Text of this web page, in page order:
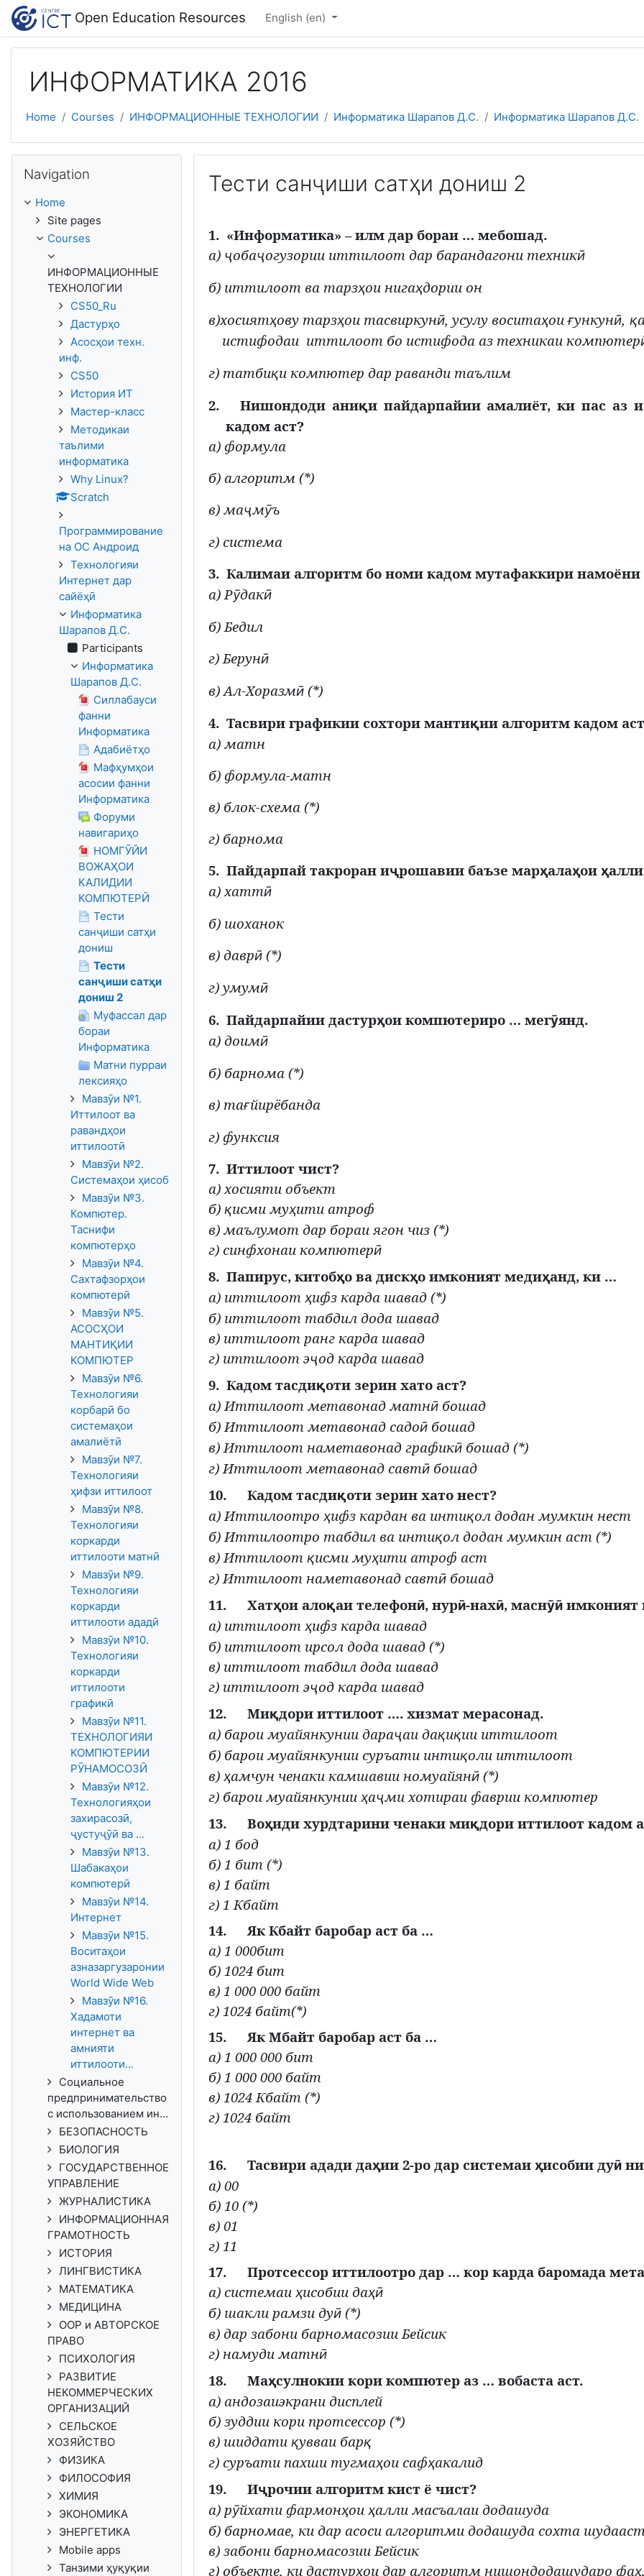
Skip to main content
Open Education Resources English ‎(en)‎
ИНФОРМАТИКА 2016
Home Courses ИНФОРМАЦИОННЫЕ ТЕХНОЛОГИИ Информатика Шарапов Д.С. Информатика Шарапов Д.С.
Тести санҷиши сатҳи дониш 2
1. «Информатика» – илм дар бораи … мебошад.
а) ҷобаҷогузории иттилоот дар барандагони техникӣ
б) иттилоот ва тарзҳои нигаҳдории он
в)хосиятҳову тарзҳои тасвиркунӣ, усулу воситаҳоиғункунӣ, қ
истифодаи иттилоот бо истифода аз техникаи компютер
г) татбиқи компютер дар раванди таълим
2.
Нишондоди аниқи пайдарпайии амалиёт, ки пас аз и
кадом аст?
а) формула
б) алгоритм (*)
в) маҷмӯъ
г) система
3. Калимаи алгоритм бо номи кадом мутафаккири
а) Рӯдакӣ
б) Бедил
г) Берунӣ
в) Ал-Хоразмӣ(*)
4. Тасвири графикии сохтори мантиқии алгоритм кадом
а) матн
б) формула-матн
в) блок-схема (*)
г) барнома
5. Пайдарпай такроран иҷрошавии баъзе марҳалаҳои ҳ
а) хаттӣ
б) шоханок
в) даврӣ(*)
г) умумӣ
6. Пайдарпайии дастурҳои компютериро … мегӯянд.
а) доимӣ
б) барнома (*)
в) тағйирёбанда
г) функсия
7. Иттилоот чист?
а) хосияти объект
б) қисми муҳити атроф
в) маълумот дар бораи ягон чиз (*)
г) синфхонаи компютерӣ
8. Папирус, китобҳо ва дискҳо имконият медиҳанд, ки …
а) иттилоот ҳифз карда шавад (*)
б) иттилоот табдил дода шавад
в) иттилоот ранг карда шавад
г) иттилоот эҷод карда шавад
9. Кадом тасдиқоти зерин хато аст?
а) Иттилоот метавонад матнӣбошад
б) Иттилоот метавонад садоӣбошад
в) Иттилоот наметавонад графикӣбошад (*)
г) Иттилоот метавонад савтӣбошад
10.
Кадом тасдиқоти зерин хато нест?
а) Иттилоотро ҳифз кардан ва интиқол додан мумкин нест
б) Иттилоотро табдил ва интиқол додан мумкин аст (*)
в) Иттилоот қисми муҳити атроф аст
г) Иттилоот наметавонад савтӣбошад
11.
Хатҳои алоқаи телефонӣ, нурӣ-нахӣ, маснӯӣимконият
а) иттилоот ҳифз карда шавад
б) иттилоот ирсол дода шавад (*)
в) иттилоот табдил дода шавад
г) иттилоот эҷод карда шавад
12.
Миқдори иттилоот …. хизмат мерасонад.
а) барои муайянкунии дараҷаи дақиқии иттилоот
б) барои муайянкунии суръати интиқоли иттилоот
в) ҳамчун ченаки камшавии номуайянӣ(*)
г) барои муайянкунии ҳаҷми хотираи фаврии компютер
13.
Воҳиди хурдтарини ченаки миқдори иттилоот кадом
а) 1 бод
б) 1 бит (*)
в) 1 байт
г) 1 Кбайт
14.
Як Кбайт баробар аст ба …
а) 1 000бит
б) 1024 бит
в) 1 000 000 байт
г) 1024 байт(*)
15.
Як Мбайт баробар аст ба …
а) 1 000 000 бит
б) 1 000 000 байт
в) 1024 Кбайт (*)
г) 1024 байт
16. Тасвири адади даҳии 2-ро дар системаи ҳисобии дуӣ
а) 00
б) 10 (*)
в) 01
г) 11
17.
Протсессор иттилоотро дар … кор карда баромада
а) системаи ҳисобии даҳӣ
б) шакли рамзи дуӣ(*)
в) дар забони барномасозии Бейсик
г) намуди матнӣ
18. Маҳсулнокии кори компютер аз … вобаста аст.
а) андозаиэкрани дисплей
б) зуддии кори протсессор (*)
в) шиддати қувваи барқ
г) суръати пахши тугмаҳои сафҳакалид
19.
Иҷрочии алгоритм кист ё чист?
а) рӯйхати фармонҳои ҳалли масъалаи додашуда
б) барномае, ки дар асоси алгоритми додашуда сохта
в) забони барномасозии Бейсик
г) объекте, ки дастурҳои дар алгоритм нишондодашударо фаҳ
Navigation
Home
Site pages
Courses
ИНФОРМАЦИОННЫЕ
ТЕХНОЛОГИИ
CS50_Ru
Дастурҳо
Асосҳои техн.
инф.
CS50
История ИТ
Мастер-класс
Методикаи
таълими
информатика
Why Linux?
Scratch
Программирование
на ОС Андроид
Технологияи
Интернет дар
сайёҳӣ
Информатика
Шарапов Д.С.
Participants
Информатика
Шарапов Д.С.
Силлабауси
фанни
Информатика
Адабиётҳо
Мафҳумҳои
асосии фанни
Информатика
Форуми
навигариҳо
НОМГӮЙИ
ВОЖАҲОИ
КАЛИДИИ
КОМПЮТЕРӢ
Тести
санҷиши сатҳи
дониш
Тести
санҷиши сатҳи
дониш 2
Муфассал дар
бораи
Информатика
Матни пурраи
лексияҳо
Мавзӯи №1.
Иттилоот ва
равандҳои
иттилоотӣ
Мавзӯи №2.
Системаҳои ҳисоб
Мавзӯи №3.
Компютер.
Таснифи
компютерҳо
Мавзӯи №4.
Сахтафзорҳои
компютерӣ
Мавзӯи №5.
АСОСҲОИ
МАНТИҚИИ
КОМПЮТЕР
Мавзӯи №6.
Технологияи
корбарӣ бо
системаҳои
амалиётӣ
Мавзӯи №7.
Технологияи
ҳифзи иттилоот
Мавзӯи №8.
Технологияи
коркарди
иттилооти матнӣ
Мавзӯи №9.
Технологияи
коркарди
иттилооти ададӣ
Мавзӯи №10.
Технологияи
коркарди
иттилооти
графикӣ
Мавзӯи №11.
ТЕХНОЛОГИЯИ
КОМПЮТЕРИИ
РӮНАМОСОЗӢ
Мавзӯи №12.
Технологияҳои
захирасозӣ,
ҷустуҷӯӣ ва ...
Мавзӯи №13.
Шабакаҳои
компютерӣ
Мавзӯи №14.
Интернет
Мавзӯи №15.
Воситаҳои
азназаргузаронии
World Wide Web
Мавзӯи №16.
Хадамоти
интернет ва
амнияти
иттилооти...
Социальное
предпринимательство
с использованием ин...
БЕЗОПАСНОСТЬ
БИОЛОГИЯ
ГОСУДАРСТВЕННОЕ
УПРАВЛЕНИЕ
ЖУРНАЛИСТИКА
ИНФОРМАЦИОННАЯ
ГРАМОТНОСТЬ
ИСТОРИЯ
ЛИНГВИСТИКА
МАТЕМАТИКА
МЕДИЦИНА
ООР и АВТОРСКОЕ
ПРАВО
ПСИХОЛОГИЯ
РАЗВИТИЕ
НЕКОММЕРЧЕСКИХ
ОРГАНИЗАЦИЙ
СЕЛЬСКОЕ
ХОЗЯЙСТВО
ФИЗИКА
ФИЛОСОФИЯ
ХИМИЯ
ЭКОНОМИКА
ЭНЕРГЕТИКА
Mobile apps
Танзими ҳуқуқии